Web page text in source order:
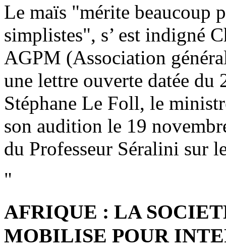
Le maïs "mérite beaucoup
simplistes", s’ est indigné
AGPM (Association
une lettre ouverte datée du
Stéphane Le Foll, le
son audition le 19
du Professeur Séralini sur
"
AFRIQUE : LA
MOBILISE POUR